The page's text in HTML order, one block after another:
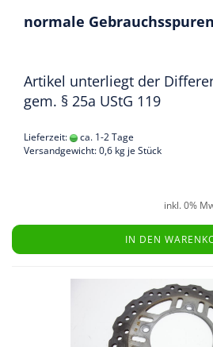
normale
Artikel unterliegt der
gem. § 25a UStG 119
Lieferzeit:
ca. 1-2 Tage
Versandgewicht:0,6 kg je Stück
inkl. 0%
IN DEN